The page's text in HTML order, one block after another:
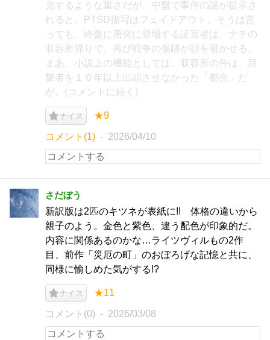
克するような重さだが、中盤で事件の謎が提示さ
れると、PTSD描写はフェイドアウト。そうは言
っても、終盤に唐突に登場する証言者は、ナチの
収容所帰りで、再び戦争の傷跡が顔を覗かせる。
まあ、小説上の機能としては、収容所の件は、目
撃者を１０年以上出頭させなかった「都合」だ
が。(コメントに続く)
ナイス ★9
コメント(1) 2026/04/10
さだぼう
新訳版は2匹のキツネが表紙に!! 体格の違いから
親子のよう。金色と紫色、違う配色が印象的だ。
内容に関係あるのかな…ライツヴィルもの2作
目、前作「災厄の町」のおぼろげな記憶と共に、
同様に愉しめた気がする!?
ナイス ★11
コメント(0) 2026/03/08